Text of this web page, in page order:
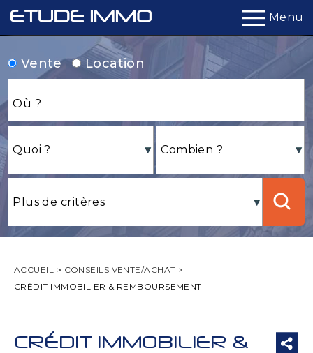
Menu
Vente Location
ACCUEIL > CONSEILS VENTE/ACHAT >
CRÉDIT IMMOBILIER & REMBOURSEMENT
CRÉDIT IMMOBILIER &